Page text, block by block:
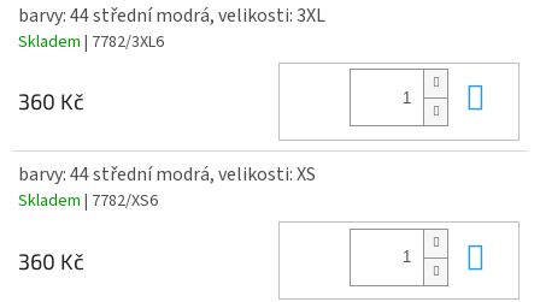
barvy: 44 střední modrá, velikosti: 3XL
Skladem | 7782/3XL6
360 Kč
barvy: 44 střední modrá, velikosti: XS
Skladem | 7782/XS6
360 Kč